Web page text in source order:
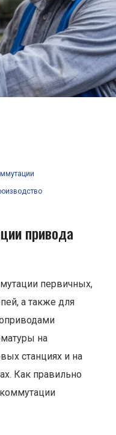
привода
первичных,
а также для
на
станциях и на
Как правильно